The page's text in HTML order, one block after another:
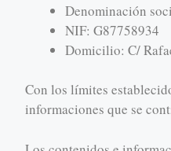
Denominación
NIF: G87758934
Domicilio: C/
Con los límites
informaciones que se